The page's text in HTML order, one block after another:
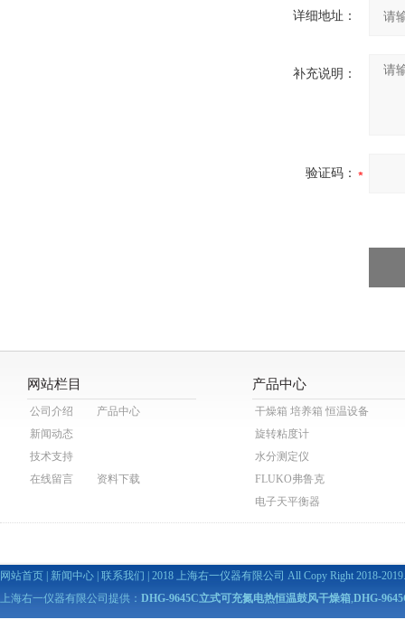
详细地址：
补充说明：
验证码：
网站栏目
公司介绍
产品中心
新闻动态
技术支持
在线留言
资料下载
产品中心
干燥箱 培养箱 恒温设备
旋转粘度计
水分测定仪
FLUKO弗鲁克
电子天平衡器
网站首页 新闻中心 联系我们 | 2018 上海右一仪器有限公司 All Copy Right 2018-
上海右一仪器有限公司提供： DHG-9645C立式可充氮电热恒温鼓风干燥箱,DHG-